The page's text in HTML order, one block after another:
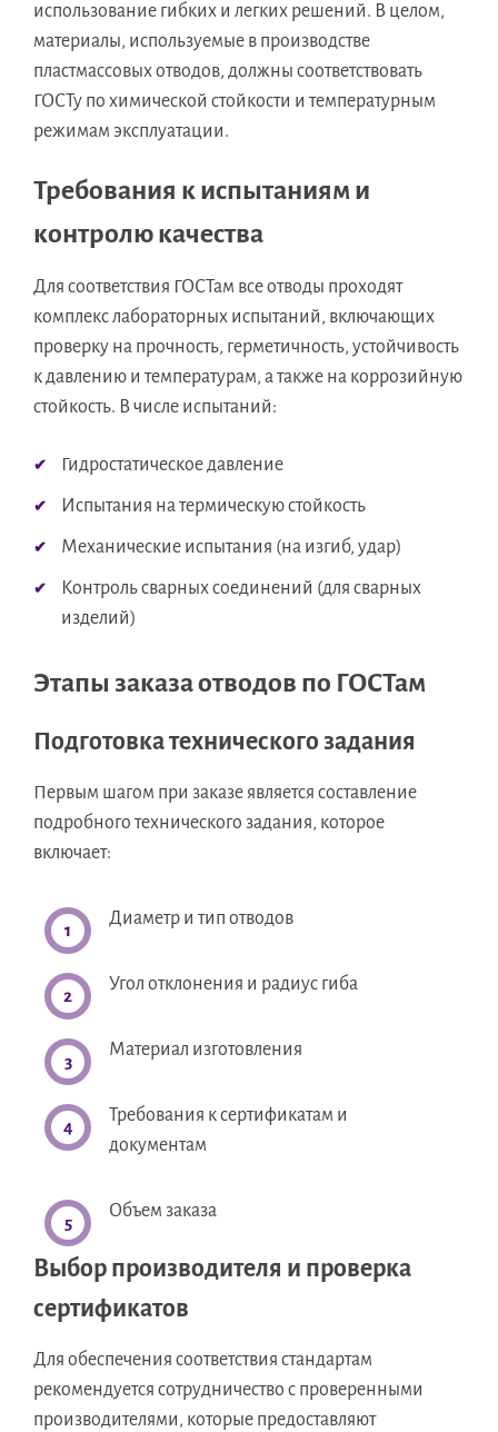
использование гибких и легких решений. В целом,
материалы, используемые в производстве
пластмассовых отводов, должны соответствовать
ГОСТу по химической стойкости и температурным
режимам эксплуатации.
Требования к испытаниям и
контролю качества
Для соответствия ГОСТам все отводы проходят
комплекс лабораторных испытаний, включающих
проверку на прочность, герметичность, устойчивость
к давлению и температурам, а также на коррозийную
стойкость. В числе испытаний:
Гидростатическое давление
Испытания на термическую стойкость
Механические испытания (на изгиб, удар)
Контроль сварных соединений (для сварных
изделий)
Этапы заказа отводов по ГОСТам
Подготовка технического задания
Первым шагом при заказе является составление
подробного технического задания, которое
включает:
Диаметр и тип отводов
Угол отклонения и радиус гиба
Материал изготовления
Требования к сертификатам и
документам
Объем заказа
Выбор производителя и проверка
сертификатов
Для обеспечения соответствия стандартам
рекомендуется сотрудничество с проверенными
производителями, которые предоставляют